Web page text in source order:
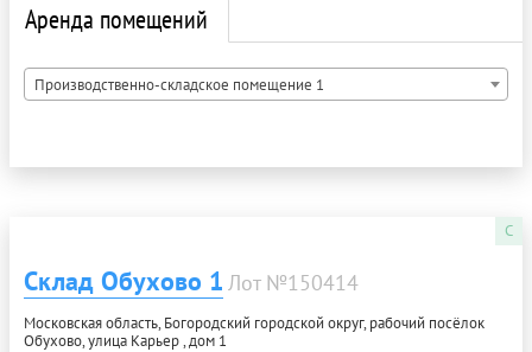
Аренда помещений
Производственно-складское помещение 1
C
Склад Обухово 1 Лот №150414
Московская область, Богородский городской округ, рабочий посёлок
Обухово, улица Карьер , дом 1